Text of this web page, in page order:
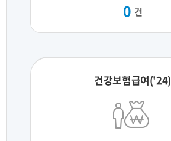
0 건
건강보험급여('24)